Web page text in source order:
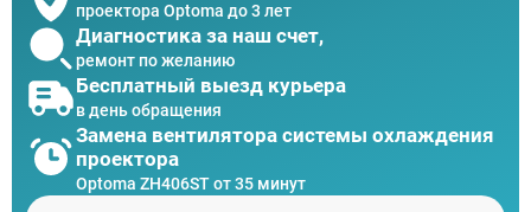
проектора Optoma до 3 лет
Диагностика за наш счет,
ремонт по желанию
Бесплатный выезд курьера
в день обращения
Замена вентилятора системы охлаждения
проектора
Optoma ZH406ST от 35 минут